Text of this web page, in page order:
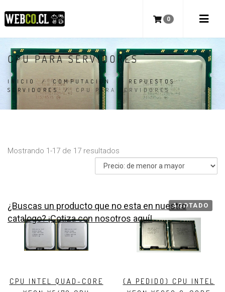
0
CPU PARA SERVIDORES
INICIO /COMPUTACION / REPUESTOS
SERVIDORES/ CPU PARA SERVIDORES
Mostrando 1-17 de 17 resultados
CPU INTEL QUAD-CORE
AGOTADO
(A PEDIDO) CPU INTEL
¿Buscas un producto que no esta en nuestro
catalogo? ¡Cotiza con nosotros aquí!